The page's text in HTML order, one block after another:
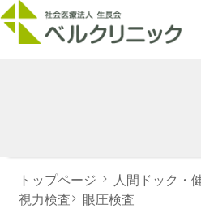
トップページ > 人間ドック・
視力検査> 眼圧検査